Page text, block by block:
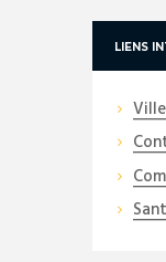
LIENS